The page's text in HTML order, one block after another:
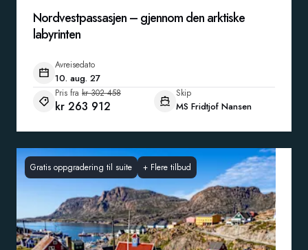
Nordvestpassasjen – gjennom den arktiske
labyrinten
Avreisedato
10. aug. 27
Pris fra kr 302 458
kr 263 912
Skip
MS Fridtjof Nansen
Gratis oppgradering til suite + Flere tilbud